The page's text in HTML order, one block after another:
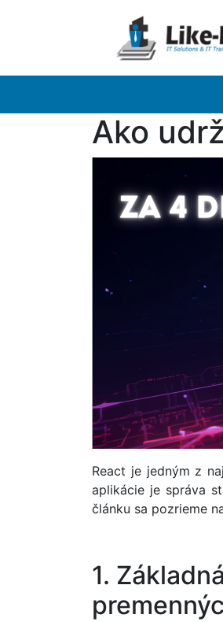
Ako
React je jedným z
aplikácie je správa
článku sa pozrieme
1.